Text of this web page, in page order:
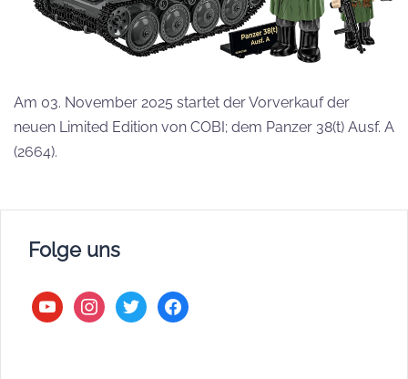
Am 03. November 2025 startet der Vorverkauf der
neuen Limited Edition von COBI; dem Panzer 38(t) Ausf. A
(2664).
Folge uns
youtubeinstagram
twitter facebook